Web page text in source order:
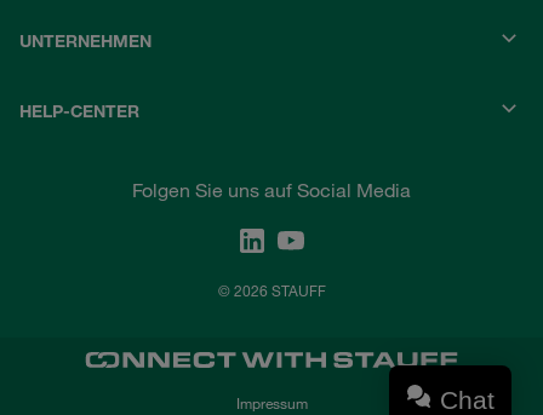
UNTERNEHMEN
HELP-CENTER
Folgen Sie uns auf Social Media
© 2026 STAUFF
Impressum Chat